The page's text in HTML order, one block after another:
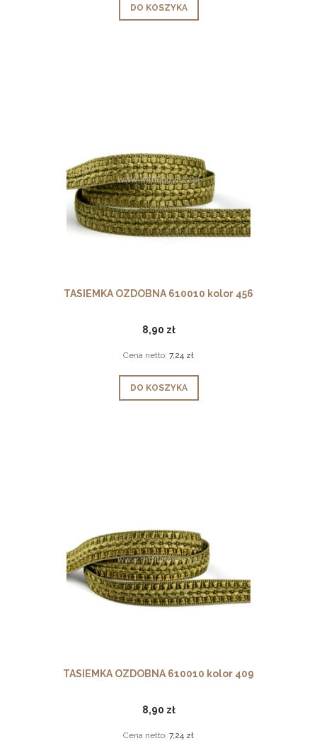
DO KOSZYKA
TASIEMKA OZDOBNA 610010 kolor 456
8,90 zł
Cena netto: 7,24 zł
DO KOSZYKA
TASIEMKA OZDOBNA 610010 kolor 409
8,90 zł
Cena netto: 7,24 zł